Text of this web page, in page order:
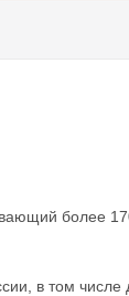
более
в том числе